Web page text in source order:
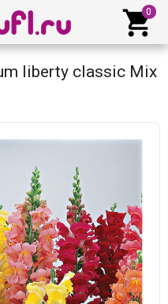

liberty classic Mix